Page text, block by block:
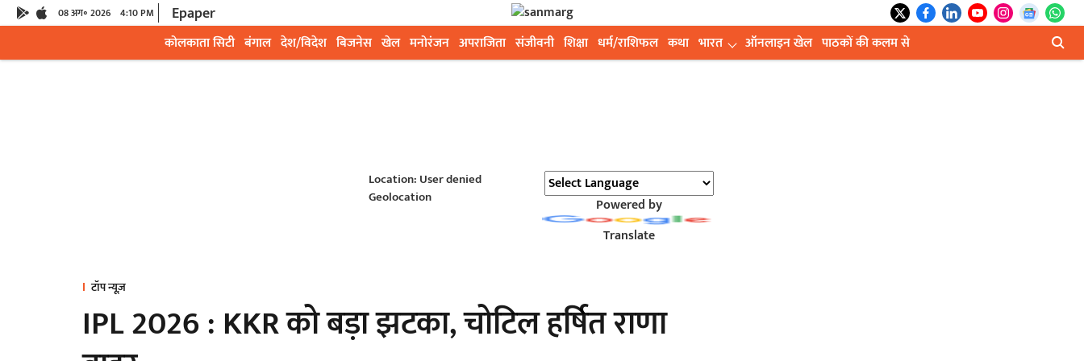
08 अग॰ 2026 4:10 PM Epaper
कोलकाता सिटी बंगाल देश/विदेश बिजनेस खेल मनोरंजन अपराजिता संजीवनी शिक्षा धर्म/राशिफल कथा भारत ऑनलाइन खेल पाठकों की कलम से
Location: User denied
Geolocation
Powered by
Translate
टॉप न्यूज़
IPL 2026 : KKR को बड़ा झटका, चोटिल हर्षित राणा